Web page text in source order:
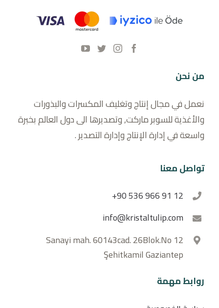
من نحن
نعمل في مجال إنتاج وتغليف المكسرات والبذورات
والأغذية للسوبر ماركت, وتصديرها الى دول العالم بخبرة
واسعة في إدارة الإنتاج وإدارة التصدير .
تواصل معنا
+90 536 966 91 12
info@kristaltulip.com
Sanayi mah. 60143cad. 26Blok.No 12
Şehitkamil Gaziantep
روابط مهمة